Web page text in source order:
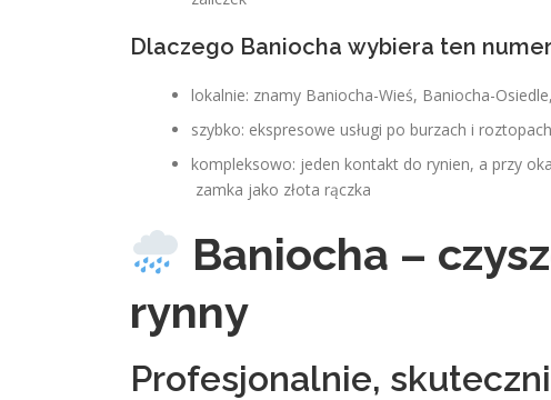
Dlaczego Baniocha wybiera ten numer
lokalnie: znamy Baniocha-Wieś, Baniocha-
szybko: ekspresowe usługi po burzach i
kompleksowo: jeden kontakt do rynien, a przy
zamka jako złota rączka
Baniocha –
rynny
Profesjonalnie,